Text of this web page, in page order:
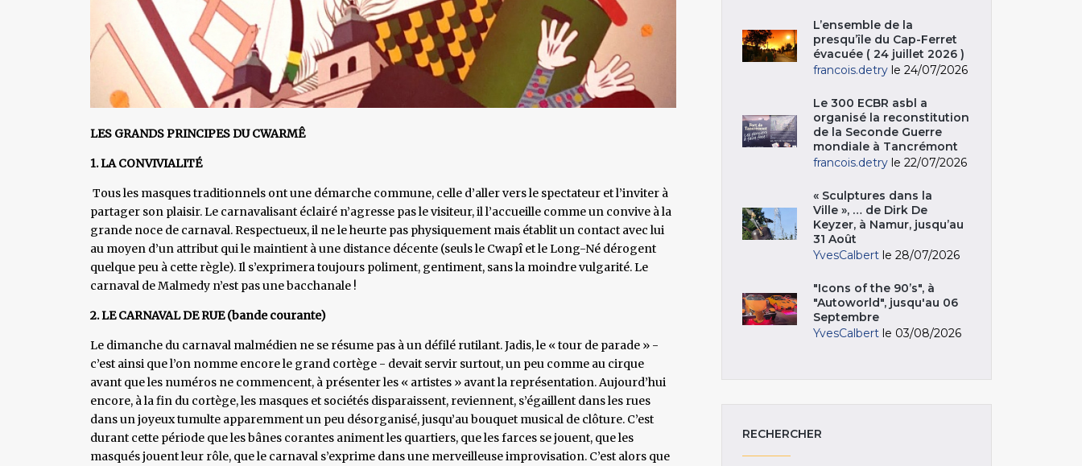
LES GRANDS PRINCIPES DU CWARMÊ
1. LA CONVIVIALITÉ
Tous les masques traditionnels ont une démarche commune, celle d’aller vers le spectateur et l’inviter à
partager son plaisir. Le carnavalisant éclairé n’agresse pas le visiteur, il l’accueille comme un convive à la
grande noce de carnaval. Respectueux, il ne le heurte pas physiquement mais établit un contact avec lui
au moyen d’un attribut qui le maintient à une distance décente (seuls le Cwapî et le Long-Né dérogent
quelque peu à cette règle). Il s’exprimera toujours poliment, gentiment, sans la moindre vulgarité. Le
carnaval de Malmedy n’est pas une bacchanale !
2. LE CARNAVAL DE RUE (bande courante)
Le dimanche du carnaval malmédien ne se résume pas à un défilé rutilant. Jadis, le « tour de parade » -
c’est ainsi que l’on nomme encore le grand cortège - devait servir surtout, un peu comme au cirque
avant que les numéros ne commencent, à présenter les « artistes » avant la représentation. Aujourd’hui
encore, à la fin du cortège, les masques et sociétés disparaissent, reviennent, s’égaillent dans les rues
dans un joyeux tumulte apparemment un peu désorganisé, jusqu’au bouquet musical de clôture. C’est
durant cette période que les bânes corantes animent les quartiers, que les farces se jouent, que les
masqués jouent leur rôle, que le carnaval s’exprime dans une merveilleuse improvisation. C’est alors que
L’ensemble de la
presqu’île du Cap-Ferret
évacuée ( 24 juillet 2026 )
francois.detry le 24/07/2026
Le 300 ECBR asbl a
organisé la reconstitution
de la Seconde Guerre
mondiale à Tancrémont
francois.detry le 22/07/2026
« Sculptures dans la
Ville », … de Dirk De
Keyzer, à Namur, jusqu’au
31 Août
YvesCalbert le 28/07/2026
"Icons of the 90’s", à
"Autoworld", jusqu'au 06
Septembre
YvesCalbert le 03/08/2026
RECHERCHER